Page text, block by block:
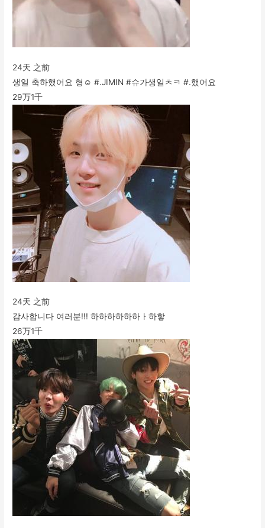
24天 之前
생일 축하했어요 형☺️ #.JIMIN #슈가생일ㅊㅋ #.했어요
29万1千
24天 之前
감사합니다 여러분!!! 하하하하하하ㅏ하핳
26万1千